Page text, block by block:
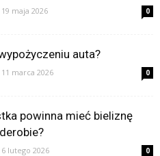
19 maja 2026 0
auta?
11 marca 2026 0
powinna mieć bieliznę
6 lutego 2026 0